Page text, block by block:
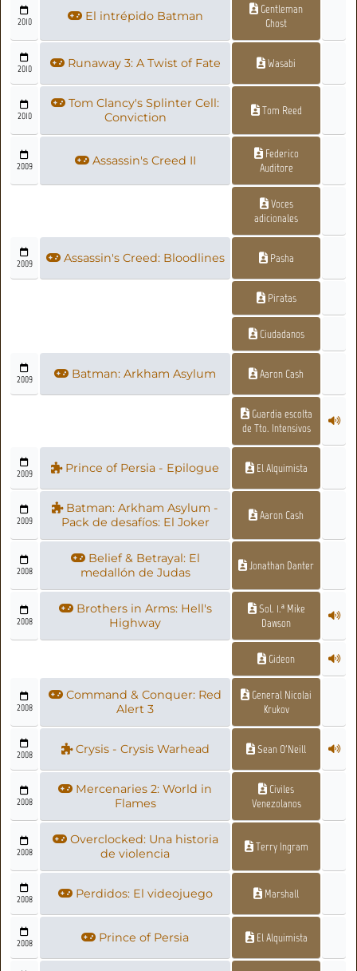
2010 El intrépido Batman
Gentleman
Ghost
2010 Runaway 3: A Twist of Fate Wasabi
2010
Tom Clancy's Splinter Cell:
Conviction
Tom Reed
2009 Assassin's Creed II
Federico
Auditore
Voces
adicionales
2009 Assassin's Creed: Bloodlines Pasha
Piratas
Ciudadanos
2009 Batman: Arkham Asylum Aaron Cash
Guardia escolta
de Tto. Intensivos
2009 Prince of Persia - Epilogue El Alquimista
2009
Batman: Arkham Asylum -
Pack de desafíos: El Joker
Aaron Cash
2008
Belief & Betrayal: El
medallón de Judas
Jonathan Danter
2008
Brothers in Arms: Hell's
Highway
Sol. 1.ª Mike
Dawson
Gideon
2008
Command & Conquer: Red
Alert 3
General Nicolai
Krukov
2008 Crysis - Crysis Warhead Sean O'Neill
2008
Mercenaries 2: World in
Flames
Civiles
Venezolanos
2008
Overclocked: Una historia
de violencia
Terry Ingram
2008 Perdidos: El videojuego Marshall
2008 Prince of Persia El Alquimista